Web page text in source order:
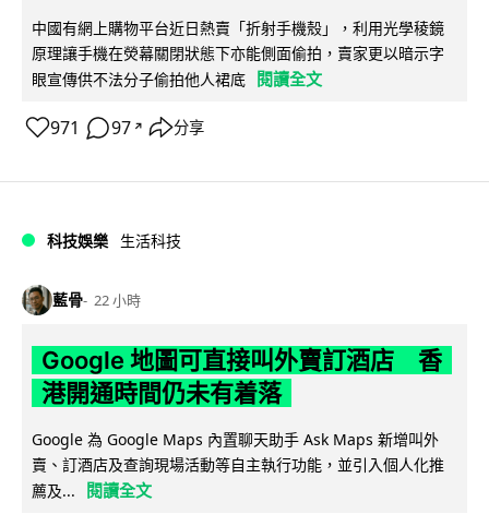
中國有網上購物平台近日熱賣「折射手機殼」，利用光學稜鏡
原理讓手機在熒幕關閉狀態下亦能側面偷拍，賣家更以暗示字
眼宣傳供不法分子偷拍他人裙底 閱讀全文
971 97 ↗ 分享
科技娛樂 生活科技
藍骨 22 小時
Google 地圖可直接叫外賣訂酒店 香
港開通時間仍未有着落
Google 為 Google Maps 內置聊天助手 Ask Maps 新增叫外
賣、訂酒店及查詢現場活動等自主執行功能，並引入個人化推
薦及...
閱讀全文